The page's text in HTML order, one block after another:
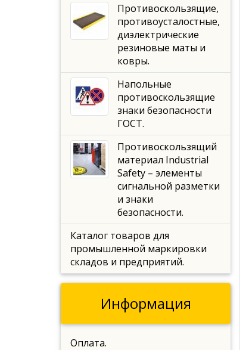
Противоскользящие,
противоусталостные,
диэлектрические
резиновые маты и
ковры.
Напольные
противоскользящие
знаки безопасности
ГОСТ.
Противоскользящий
материал Industrial
Safety – элементы
сигнальной разметки
и знаки
безопасности.
Каталог товаров для
промышленной маркировки
складов и предприятий.
Информация
Оплата.